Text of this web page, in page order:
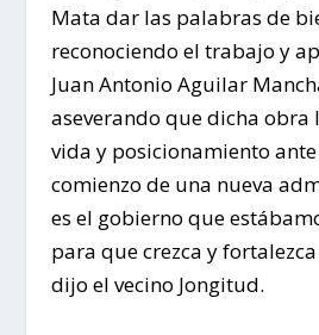
Mata dar las palabras de
reconociendo el trabajo y
Juan Antonio Aguilar
aseverando que dicha obra
vida y posicionamiento ante
comienzo de una nueva
es el gobierno que
para que crezca y
dijo el vecino Jongitud.